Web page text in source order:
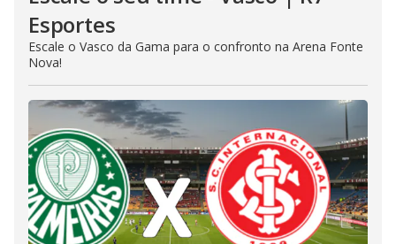
Esportes
Escale o Vasco da Gama para o confronto na Arena Fonte
Nova!